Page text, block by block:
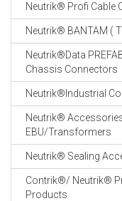
Neutrik® Profi Cable
Neutrik® BANTAM (
Neutrik®Data
Chassis Connectors
Neutrik®Industrial
Neutrik®
EBU/Transformers
Neutrik® Sealing
Contrik®/ Neutrik®
Products